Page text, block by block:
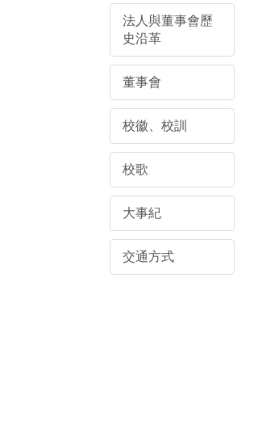
法人與董事會歷
史沿革
董事會
校徽、校訓
校歌
大事紀
交通方式